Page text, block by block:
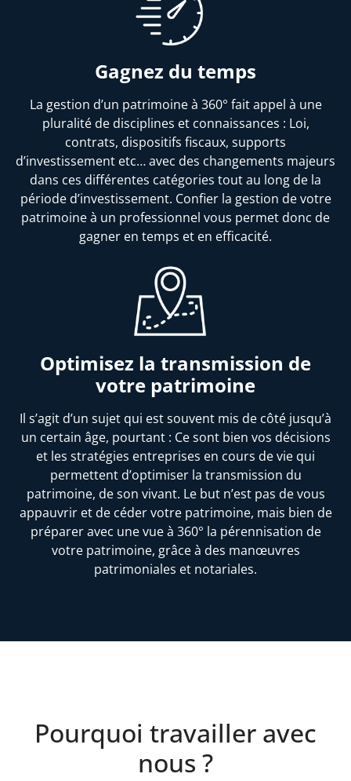
Gagnez du temps
La gestion d’un patrimoine à 360° fait appel à une
pluralité de disciplines et connaissances : Loi,
contrats, dispositifs fiscaux, supports
d’investissement etc… avec des changements majeurs
dans ces différentes catégories tout au long de la
période d’investissement. Confier la gestion de votre
patrimoine à un professionnel vous permet donc de
gagner en temps et en efficacité.
Optimisez la transmission de
votre patrimoine
Il s’agit d’un sujet qui est souvent mis de côté jusqu’à
un certain âge, pourtant : Ce sont bien vos décisions
et les stratégies entreprises en cours de vie qui
permettent d’optimiser la transmission du
patrimoine, de son vivant. Le but n’est pas de vous
appauvrir et de céder votre patrimoine, mais bien de
préparer avec une vue à 360° la pérennisation de
votre patrimoine, grâce à des manœuvres
patrimoniales et notariales.
Pourquoi travailler avec
nous ?